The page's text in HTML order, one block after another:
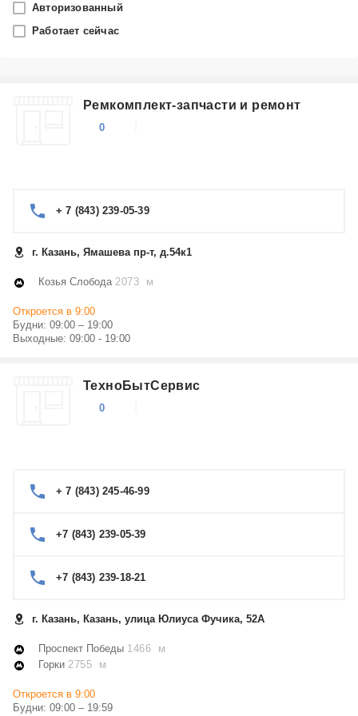
Производитель
Ремонт наушников Samsung в Казани
Ремонт наушников Apple в Казани
Ремонт наушников Panasonic в Казани
Наушники
Авторизованный
Работает сейчас
Ремкомплект-запчасти и ремонт
0
+ 7 (843) 239-05-39
г. Казань, Ямашева пр-т, д.54к1
Козья Слобода2073 м
Откроется в 9:00
Будни: 09:00 – 19:00
Выходные: 09:00 - 19:00
ТехноБытСервис
0
+ 7 (843) 245-46-99
+7 (843) 239-05-39
+7 (843) 239-18-21
г. Казань, Казань, улица Юлиуса Фучика, 52А
Проспект Победы 1466 м
Горки 2755 м
Откроется в 9:00
Будни: 09:00 – 19:59